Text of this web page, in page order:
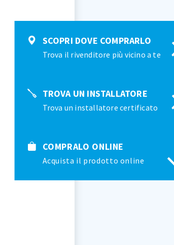
SCOPRI DOVE COMPRARLO
Trova il rivenditore più vicino a te
TROVA UN INSTALLATORE
Trova un installatore certificato
COMPRALO ONLINE
Acquista il prodotto online